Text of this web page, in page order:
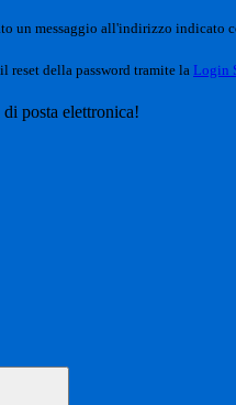
un messaggio all'indirizzo indicato
reset della password tramite la Login
posta elettronica!